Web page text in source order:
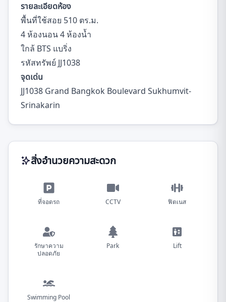
รายละเอียดห้อง
พื้นที่ใช้สอย 510 ตร.ม.
4 ห้องนอน 4 ห้องน้ำ
ใกล้ BTS แบริ่ง
รหัสทรัพย์ JJ1038
จุดเด่น
JJ1038 Grand Bangkok Boulevard Sukhumvit-
Srinakarin
สิ่งอำนวยความสะดวก
ที่จอดรถ CCTV ฟิตเนส
รักษาความ
ปลอดภัย
Park Lift
Swimming Pool